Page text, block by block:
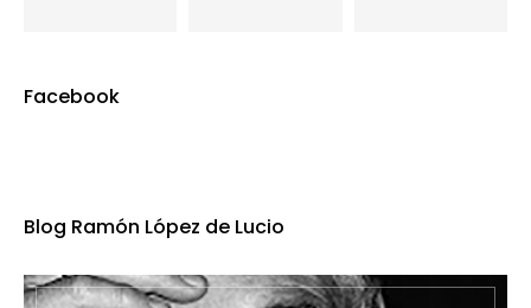
Facebook
Blog Ramón López de Lucio